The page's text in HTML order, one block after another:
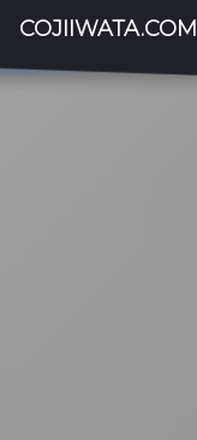
COJIIWATA.COM